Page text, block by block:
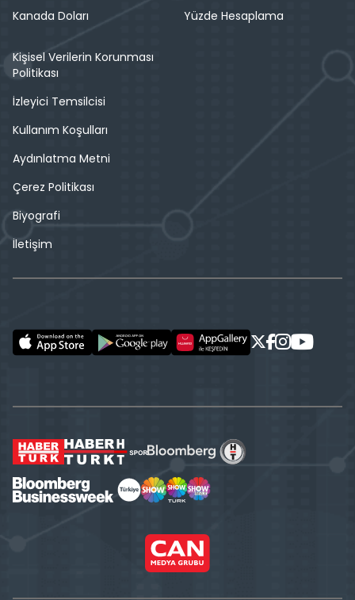
Kanada Doları
Yüzde Hesaplama
Kişisel Verilerin Korunması
Politikası
İzleyici Temsilcisi
Kullanım Koşulları
Aydınlatma Metni
Çerez Politikası
Biyografi
İletişim